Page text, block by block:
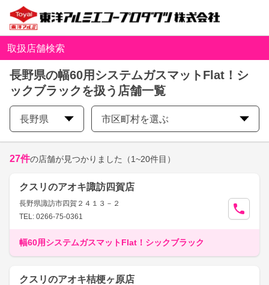
取扱店舗検索
長野県の幅60用システムガスマットFlat！シ
ックブラックを扱う店舗一覧
長野県 市区町村を選ぶ
27件の店舗が見つかりました （1~20件目）
クスリのアオキ諏訪四賀店
長野県諏訪市四賀２４１３－２
TEL: 0266-75-0361
幅60用システムガスマットFlat！シックブラック
クスリのアオキ桔梗ヶ原店